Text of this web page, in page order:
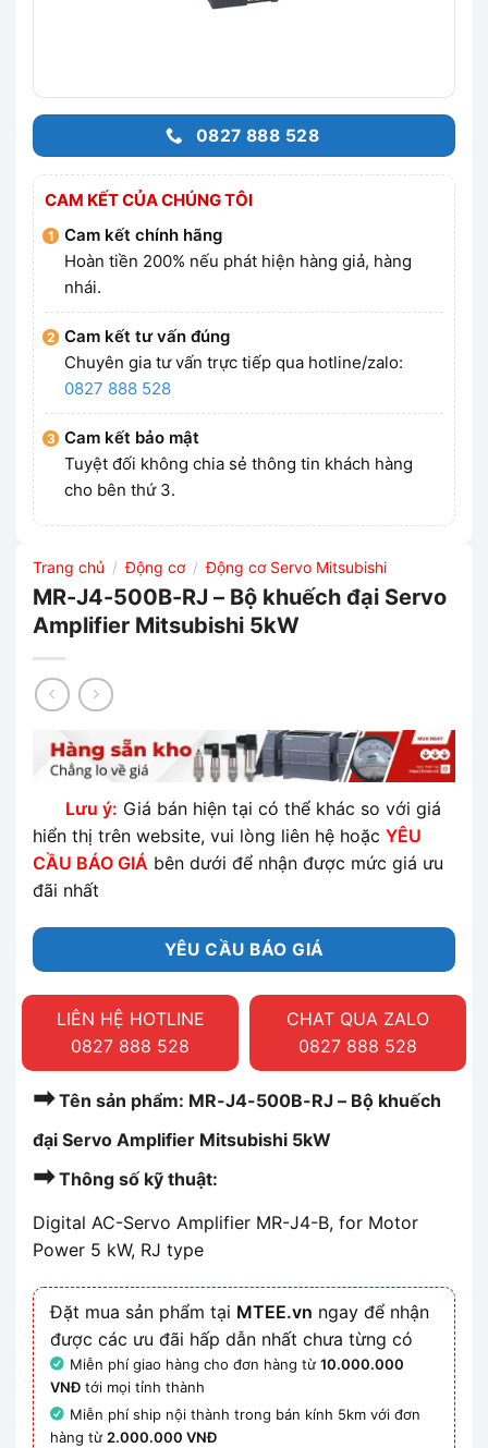
0827 888 528
CAM KẾT CỦA CHÚNG TÔI
Cam kết chính hãng
Hoàn tiền 200% nếu phát hiện hàng giả, hàng
nhái.
Cam kết tư vấn đúng
Chuyên gia tư vấn trực tiếp qua hotline/zalo:
0827 888 528
Cam kết bảo mật
Tuyệt đối không chia sẻ thông tin khách hàng
cho bên thứ 3.
Trang chủ / Động cơ / Động cơ Servo Mitsubishi
MR-J4-500B-RJ – Bộ khuếch đại Servo
Amplifier Mitsubishi 5kW
Lưu ý: Giá bán hiện tại có thể khác so với giá
hiển thị trên website, vui lòng liên hệ hoặc YÊU
CẦU BÁO GIÁ bên dưới để nhận được mức giá ưu
đãi nhất
YÊU CẦU BÁO GIÁ
LIÊN HỆ HOTLINE
0827 888 528
CHAT QUA ZALO
0827 888 528
➡Tên sản phẩm: MR-J4-500B-RJ – Bộ khuếch
đại Servo Amplifier Mitsubishi 5kW
➡Thông số kỹ thuật:
Digital AC-Servo Amplifier MR-J4-B, for Motor
Power 5 kW, RJ type
Đặt mua sản phẩm tại MTEE.vn ngay để nhận
được các ưu đãi hấp dẫn nhất chưa từng có
Miễn phí giao hàng cho đơn hàng từ10.000.000
VNĐ tới mọi tỉnh thành
Miễn phí ship nội thành trong bán kính 5km với đơn
hàng từ2.000.000 VNĐ